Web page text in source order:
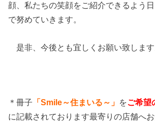
顔、私たちの笑顔をご紹介できるよう
で努めていきます。
是非、今後とも宜しくお願い致します
＊冊子 「Smile～住まいる～」 をご希望
に記載されております最寄りの店舗へ